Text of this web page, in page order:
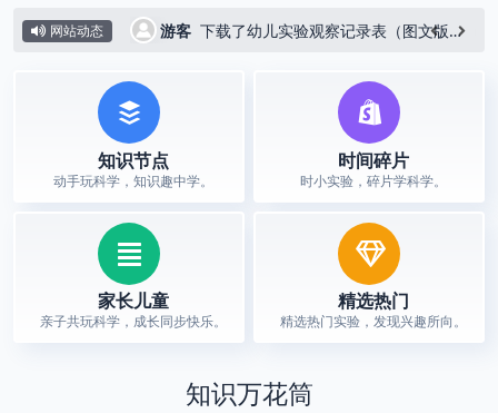
网站动态
下载了幼儿实验观察记录表（图文版）｜亲子科学实验记录神器 5 小时前
游客 下载了幼儿实验观察记录表（图文版）｜亲子科学实验记录神器
知识节点
动手玩科学，知识趣中学。
时间碎片
时小实验，碎片学科学。
家长儿童
亲子共玩科学，成长同步快乐。
精选热门
精选热门实验，发现兴趣所向。
知识万花筒